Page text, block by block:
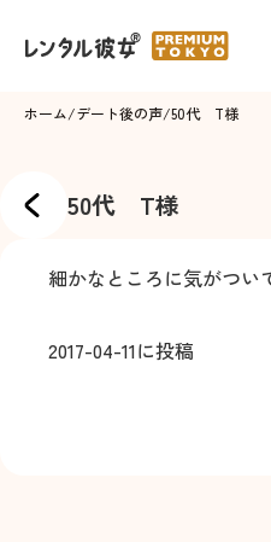
ホーム/デート後の声/50代 T様
50代 T様
細かなところに気がつい
2017-04-11に投稿